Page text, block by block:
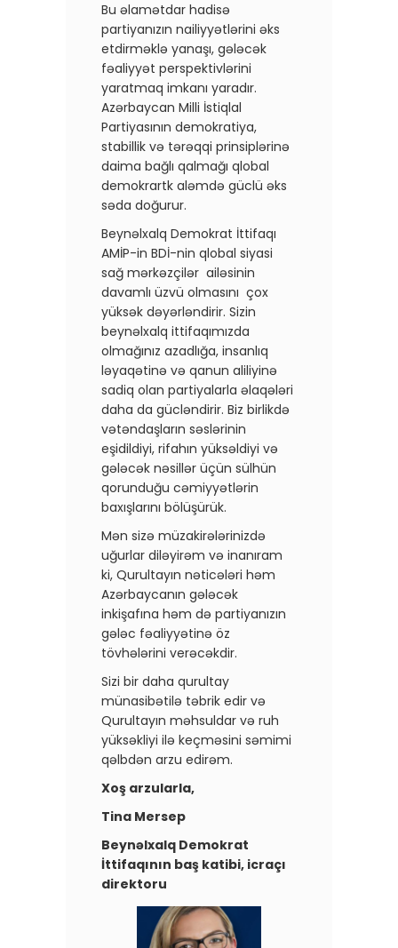
Bu əlamətdar hadisə
partiyanızın nailiyyətlərini əks
etdirməklə yanaşı, gələcək
fəaliyyət perspektivlərini
yaratmaq imkanı yaradır.
Azərbaycan Milli İstiqlal
Partiyasının demokratiya,
stabillik və tərəqqi prinsiplərinə
daima bağlı qalmağı qlobal
demokrartk aləmdə güclü əks
səda doğurur.
Beynəlxalq Demokrat İttifaqı
AMİP-in BDİ-nin qlobal siyasi
sağ mərkəzçilər ailəsinin
davamlı üzvü olmasını çox
yüksək dəyərləndirir. Sizin
beynəlxalq ittifaqımızda
olmağınız azadlığa, insanlıq
ləyaqətinə və qanun aliliyinə
sadiq olan partiyalarla əlaqələri
daha da gücləndirir. Biz birlikdə
vətəndaşların səslərinin
eşidildiyi, rifahın yüksəldiyi və
gələcək nəsillər üçün sülhün
qorunduğu cəmiyyətlərin
baxışlarını bölüşürük.
Mən sizə müzakirələrinizdə
uğurlar diləyirəm və inanıram
ki, Qurultayın nəticələri həm
Azərbaycanın gələcək
inkişafına həm də partiyanızın
gələc fəaliyyətinə öz
tövhələrini verəcəkdir.
Sizi bir daha qurultay
münasibətilə təbrik edir və
Qurultayın məhsuldar və ruh
yüksəkliyi ilə keçməsini səmimi
qəlbdən arzu edirəm.
Xoş arzularla,
Tina Mersep
Beynəlxalq Demokrat
İttifaqının baş katibi, icraçı
direktoru